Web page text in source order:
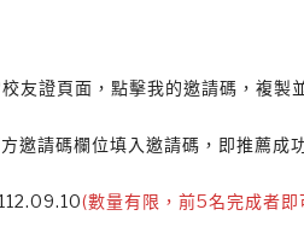
友證頁面，點擊我的邀請碼，複製
邀請碼欄位填入邀請碼，即推薦成
(數量有限，前5名完成者即